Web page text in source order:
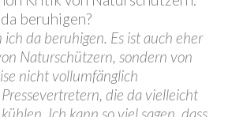
beruhigen?
da beruhigen. Es ist auch eher
Naturschützern, sondern von
nicht vollumfänglich
die da vielleicht